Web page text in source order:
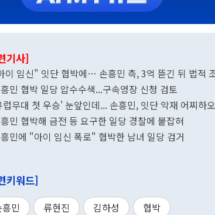
기사]
이 임신" 잇단 협박에… 손흥민 측, 3억 뜯긴 뒤 법적
민 협박 일당 압수수색...구속영장 신청 검토
럽무대 첫 우승' 눈앞인데... 손흥민, 잇단 악재 어찌하
민 협박해 금전 등 요구한 일당 경찰에 붙잡혀
민에 "아이 임신 폭로" 협박한 남녀 일당 검거
키워드]
민 류현진 김하성 협박